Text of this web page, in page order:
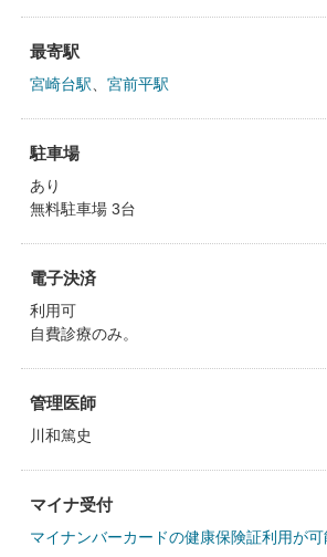
最寄駅
宮崎台駅 宮前平駅
駐車場
あり
無料駐車場 3台
電子決済
利用可
自費診療のみ。
管理医師
川和篤史
マイナ受付
マイナンバーカードの健康保険証利用が可